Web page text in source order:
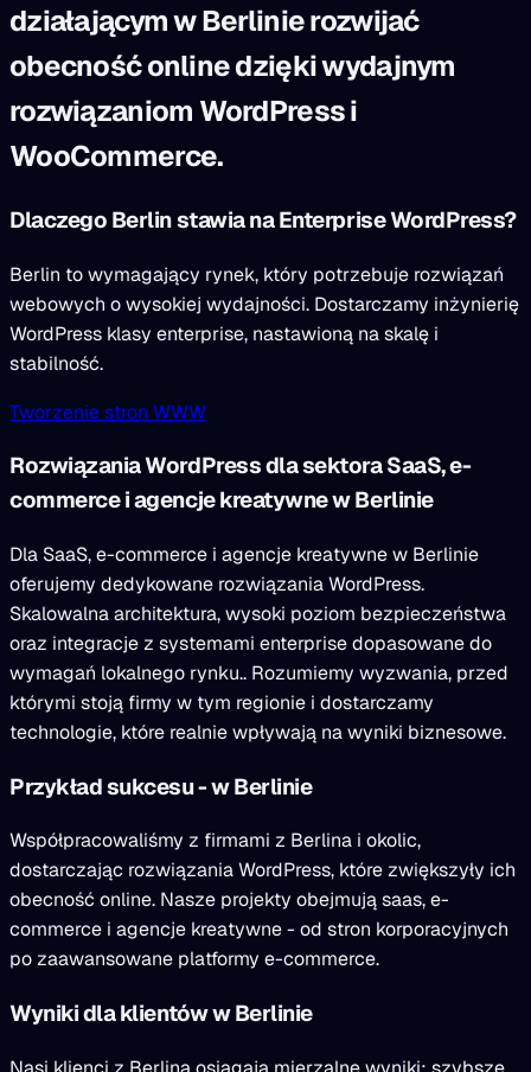
działającym w Berlinie rozwijać
obecność online dzięki wydajnym
rozwiązaniom WordPress i
WooCommerce.
Dlaczego Berlin stawia na Enterprise WordPress?
Berlin to wymagający rynek, który potrzebuje rozwiązań
webowych o wysokiej wydajności. Dostarczamy inżynierię
WordPress klasy enterprise, nastawioną na skalę i
stabilność.
Tworzenie stron WWW
Rozwiązania WordPress dla sektora SaaS, e-
commerce i agencje kreatywne w Berlinie
Dla SaaS, e-commerce i agencje kreatywne w Berlinie
oferujemy dedykowane rozwiązania WordPress.
Skalowalna architektura, wysoki poziom bezpieczeństwa
oraz integracje z systemami enterprise dopasowane do
wymagań lokalnego rynku.. Rozumiemy wyzwania, przed
którymi stoją firmy w tym regionie i dostarczamy
technologie, które realnie wpływają na wyniki biznesowe.
Przykład sukcesu - w Berlinie
Współpracowaliśmy z firmami z Berlina i okolic,
dostarczając rozwiązania WordPress, które zwiększyły ich
obecność online. Nasze projekty obejmują saas, e-
commerce i agencje kreatywne - od stron korporacyjnych
po zaawansowane platformy e-commerce.
Wyniki dla klientów w Berlinie